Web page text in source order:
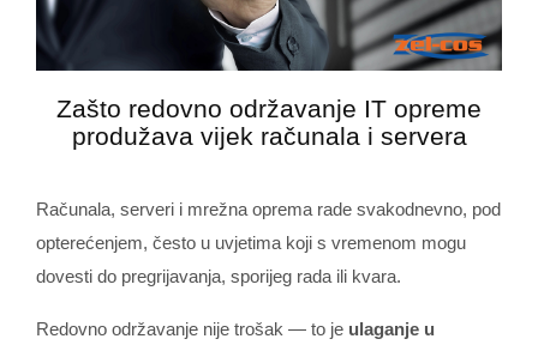
Zašto redovno održavanje IT opreme
produžava vijek računala i servera
Računala, serveri i mrežna oprema rade svakodnevno, pod
opterećenjem, često u uvjetima koji s vremenom mogu
dovesti do pregrijavanja, sporijeg rada ili kvara.
Redovno održavanje nije trošak — to je ulaganje u